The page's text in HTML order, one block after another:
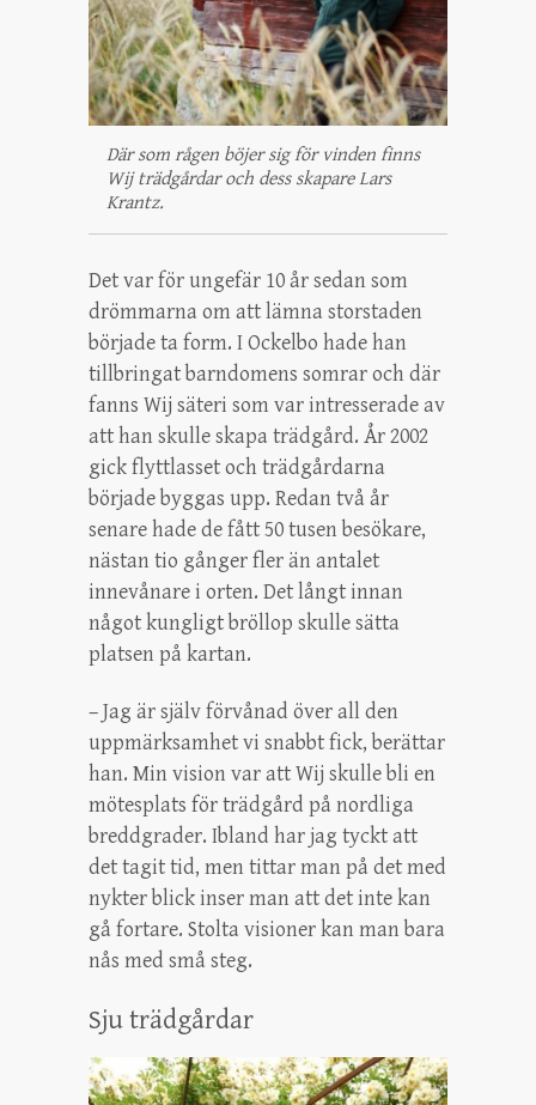
Där som rågen böjer sig för vinden finns
Wij trädgårdar och dess skapare Lars
Krantz.
Det var för ungefär 10 år sedan som
drömmarna om att lämna storstaden
började ta form. I Ockelbo hade han
tillbringat barndomens somrar och där
fanns Wij säteri som var intresserade av
att han skulle skapa trädgård. År 2002
gick flyttlasset och trädgårdarna
började byggas upp. Redan två år
senare hade de fått 50 tusen besökare,
nästan tio gånger fler än antalet
innevånare i orten. Det långt innan
något kungligt bröllop skulle sätta
platsen på kartan.
– Jag är själv förvånad över all den
uppmärksamhet vi snabbt fick, berättar
han. Min vision var att Wij skulle bli en
mötesplats för trädgård på nordliga
breddgrader. Ibland har jag tyckt att
det tagit tid, men tittar man på det med
nykter blick inser man att det inte kan
gå fortare. Stolta visioner kan man bara
nås med små steg.
Sju trädgårdar